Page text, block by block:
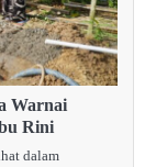
Warnai
Rini
dalam